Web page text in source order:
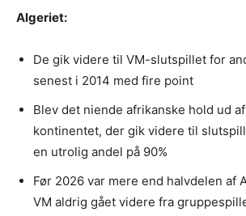
Algeriet:
De gik videre til VM-slutspillet for
senest i 2014 med fire point
Blev det niende afrikanske hold ud
kontinentet, der gik videre til
en utrolig andel på 90%
Før 2026 var mere end halvdelen af
VM aldrig gået videre fra